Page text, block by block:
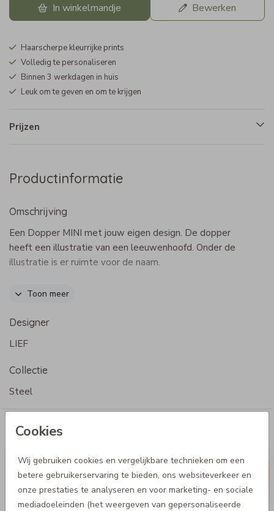
Cookies
Wij gebruiken cookies en vergelijkbare technieken om een
betere gebruikerservaring te bieden, ons websiteverkeer en
onze prestaties te analyseren en voor marketing- en sociale
mediadoeleinden (het weergeven van gepersonaliseerde
In winkelmandje Bewerken
Haarscherpe kleurrijke prints
Volledig te personaliseren
Binnen 3 werkdagen in huis
Leuk om te geven en om te krijgen
Prijzen
Productinformatie
Omschrijving
Een Dopper MINI met jouw eigen design. De dopper
heeft een illustratie van een leeuwenhoofd. Onder de
illustratie is er ruimte voor de naam.
Specificaties Dopper thermosfles MINI
- Verkrijgbaar meerdere kleuren
- Afmetingen fles: diameter 6 cm hoogte 19 cm
- 90% gerecycled staal
Toon meer
Designer
LIEF
Collectie
Steel
Meer voor jou